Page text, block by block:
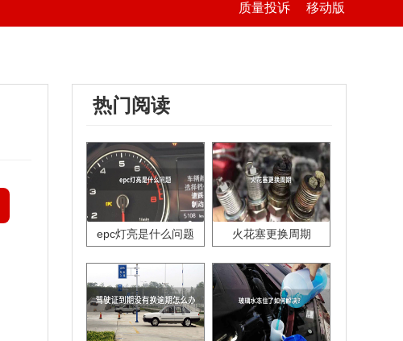
质量投诉 移动版
热门阅读
epc灯亮是什么问题 火花塞更换周期